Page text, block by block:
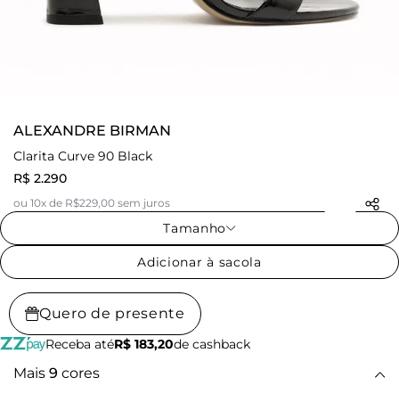
ALEXANDRE BIRMAN
Clarita Curve 90 Black
R$ 2.290
ou 10x de R$229,00 sem juros
Tamanho
Adicionar à sacola
Quero de presente
Receba atéR$ 183,20de cashback
Mais 9 cores